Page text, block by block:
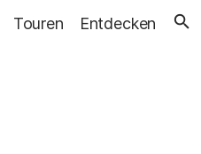
Touren Entdecken